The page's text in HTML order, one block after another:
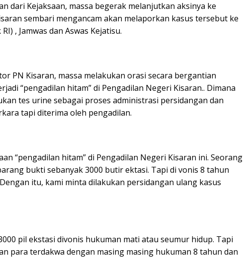
dari Kejaksaan, massa begerak melanjutkan aksinya ke
sembari mengancam akan melaporkan kasus tersebut ke
, Jamwas dan Aswas Kejatisu.
PN Kisaran, massa melakukan orasi secara bergantian
“pengadilan hitam” di Pengadilan Negeri Kisaran.. Dimana
tes urine sebagai proses administrasi persidangan dan
tapi diterima oleh pengadilan.
“pengadilan hitam” di Pengadilan Negeri Kisaran ini. Seorang
bukti sebanyak 3000 butir ektasi. Tapi di vonis 8 tahun
itu, kami minta dilakukan persidangan ulang kasus
pil ekstasi divonis hukuman mati atau seumur hidup. Tapi
para terdakwa dengan masing masing hukuman 8 tahun dan